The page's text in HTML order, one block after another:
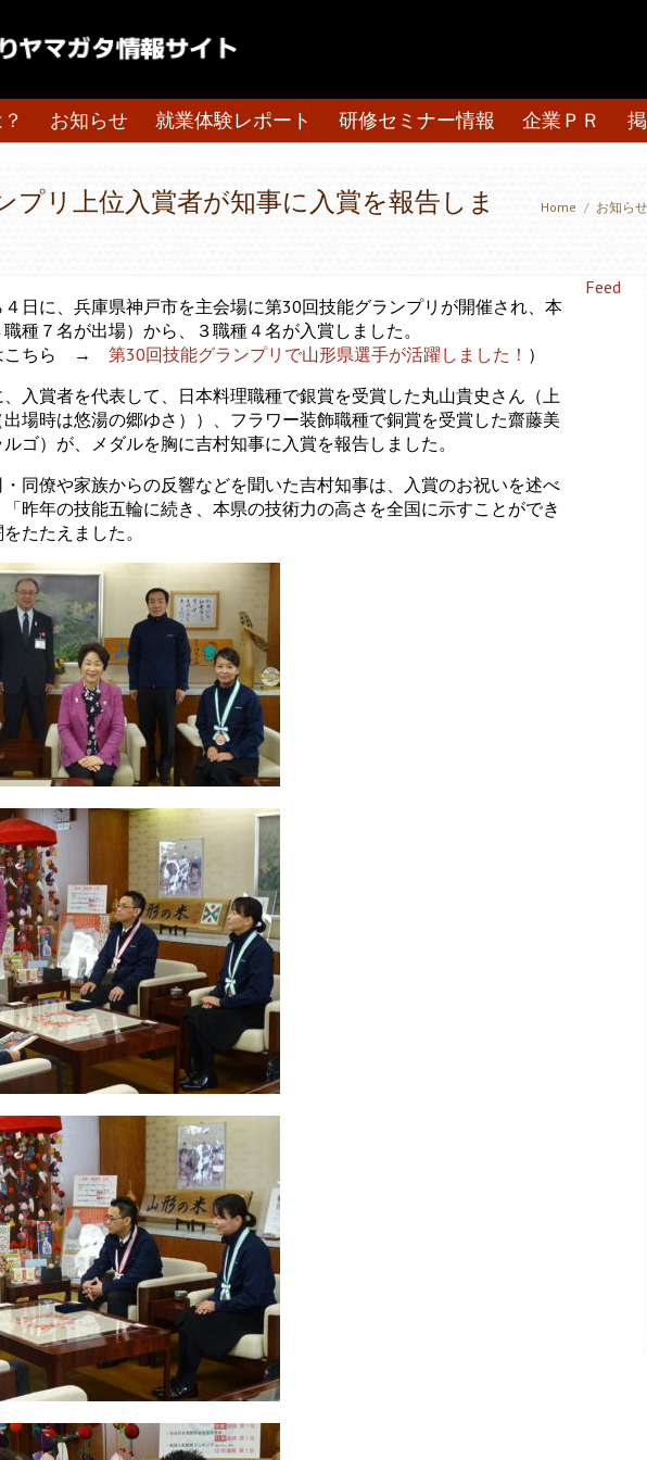
お知らせ 就業体験レポート 研修セミナー情報 企業ＰＲ
Home / お知らせ
プリ上位入賞者が知事に入賞を報告しま
４日に、兵庫県神戸市を主会場に第30回技能グランプリが開催され、本
種７名が出場）から、３職種４名が入賞しました。
はこちら → 第30回技能グランプリで山形県選手が活躍しました！ ）
、入賞者を代表して、日本料理職種で銀賞を受賞した丸山貴史さん（上
場時は悠湯の郷ゆさ））、フラワー装飾職種で銅賞を受賞した齋藤美
ゴ）が、メダルを胸に吉村知事に入賞を報告しました。
同僚や家族からの反響などを聞いた吉村知事は、入賞のお祝いを述べ
昨年の技能五輪に続き、本県の技術力の高さを全国に示すことができ
たたえました。
Feed